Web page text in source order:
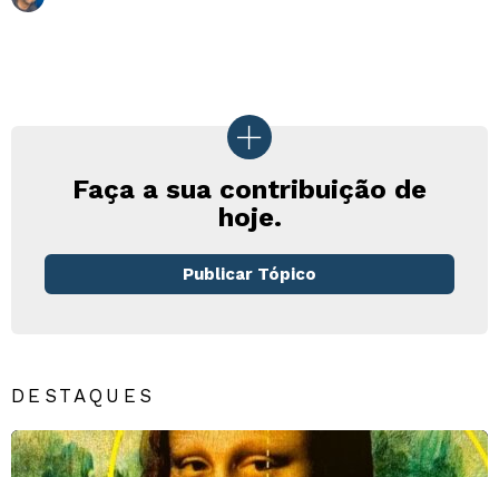
Faça a sua contribuição de
hoje.
Publicar Tópico
DESTAQUES